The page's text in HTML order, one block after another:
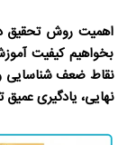
اهمیت روش تحقیق
بخواهیم کیفیت
نقاط ضعف شناسایی
نهایی، یادگیری عمیق